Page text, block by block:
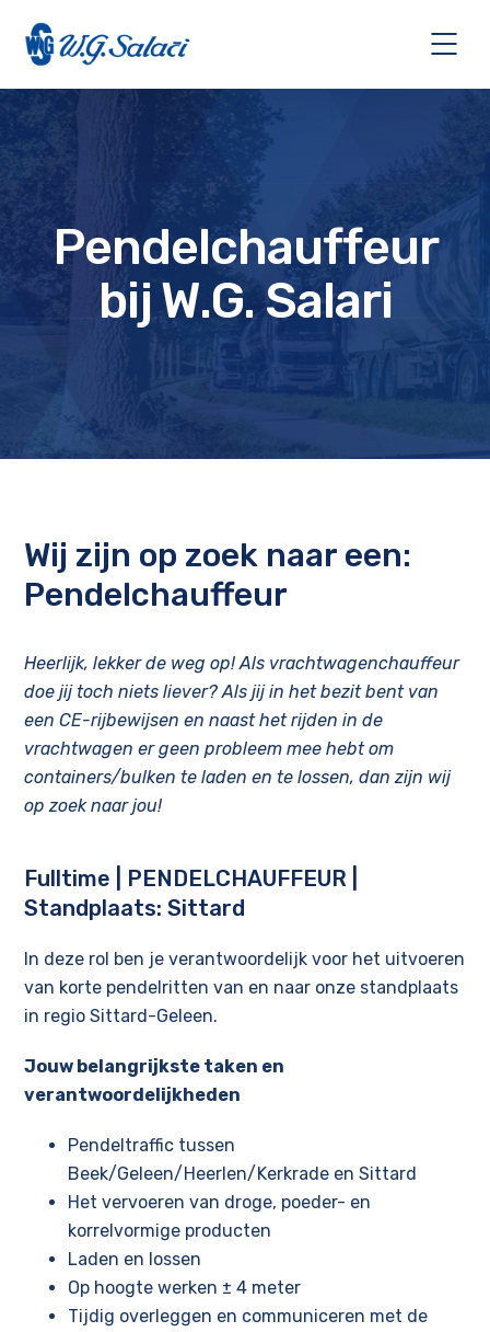
Pendelchauffeur
bij W.G. Salari
Wij zijn op zoek naar een:
Pendelchauffeur
Heerlijk, lekker de weg op! Als vrachtwagenchauffeur
doe jij toch niets liever? Als jij in het bezit bent van
een CE-rijbewijsen en naast het rijden in de
vrachtwagen er geen probleem mee hebt om
containers/bulken te laden en te lossen, dan zijn wij
op zoek naar jou!
Fulltime | PENDELCHAUFFEUR |
Standplaats: Sittard
In deze rol ben je verantwoordelijk voor het uitvoeren
van korte pendelritten van en naar onze standplaats
in regio Sittard-Geleen.
Jouw belangrijkste taken en
verantwoordelijkheden
Pendeltraffic tussen
Beek/Geleen/Heerlen/Kerkrade en Sittard
Het vervoeren van droge, poeder- en
korrelvormige producten
Laden en lossen
Op hoogte werken ± 4 meter
Tijdig overleggen en communiceren met de